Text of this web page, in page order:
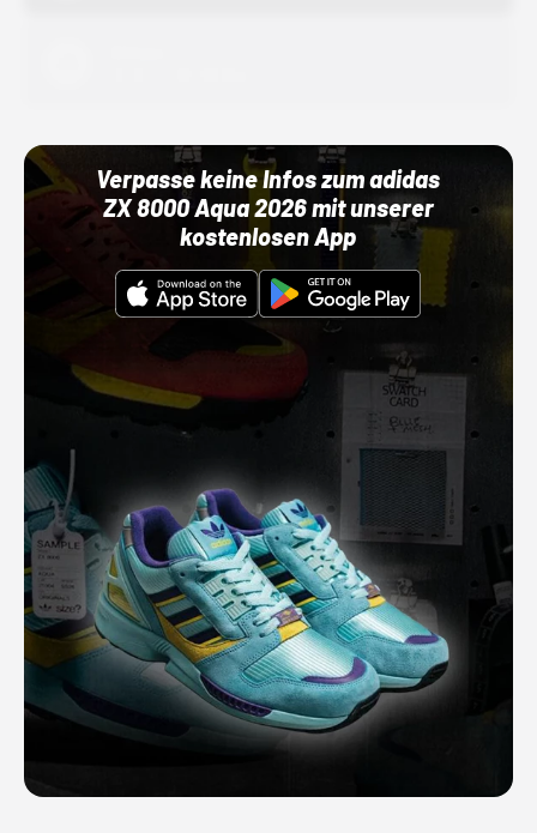
Verpasse keine Infos zum adidas
ZX 8000 Aqua 2026 mit unserer
kostenlosen App